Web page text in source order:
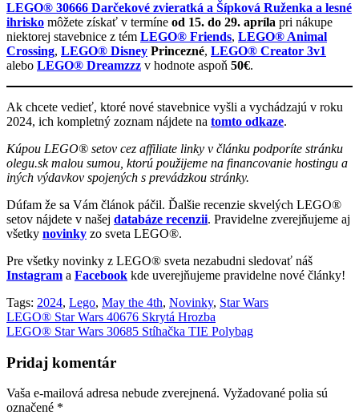
LEGO® 30666 Darčekové zvieratká a Šípková Ruženka a lesné
ihrisko môžete získať v termíne od 15. do 29. apríla pri nákupe
niektorej stavebnice z tém LEGO® Friends, LEGO® Animal
Crossing, LEGO® Disney Princezné, LEGO® Creator 3v1
alebo LEGO® Dreamzzz v hodnote aspoň 50€.
Ak chcete vedieť, ktoré nové stavebnice vyšli a vychádzajú v roku
2024, ich kompletný zoznam nájdete na tomto odkaze.
Kúpou LEGO® setov cez affiliate linky v článku podporíte stránku
olegu.sk malou sumou, ktorú použijeme na financovanie hostingu a
iných výdavkov spojených s prevádzkou stránky.
Dúfam že sa Vám článok páčil. Ďalšie recenzie skvelých LEGO®
setov nájdete v našej databáze recenzii. Pravidelne zverejňujeme aj
všetky novinky zo sveta LEGO®.
Pre všetky novinky z LEGO® sveta nezabudni sledovať náš
Instagram a Facebook kde uverejňujeme pravidelne nové články!
Tags: 2024, Lego, May the 4th, Novinky, Star Wars
Navigácia
v
článku
LEGO® Star Wars 40676 Skrytá Hrozba
LEGO® Star Wars 30685 Stíhačka TIE Polybag
Pridaj komentár
Vaša e-mailová adresa nebude zverejnená. Vyžadované polia sú
označené *